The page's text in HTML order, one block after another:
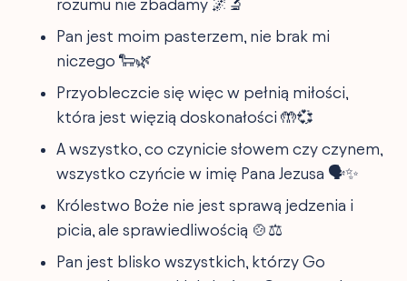
rozumu nie zbadamy 🌌🔬
Pan jest moim pasterzem, nie brak mi
niczego 🐑🌿
Przyobleczcie się więc w pełnią miłości,
która jest więzią doskonałości 🤲💞
A wszystko, co czynicie słowem czy czynem,
wszystko czyńcie w imię Pana Jezusa 🗣✨
Królestwo Boże nie jest sprawą jedzenia i
picia, ale sprawiedliwością 🍲⚖️
Pan jest blisko wszystkich, którzy Go